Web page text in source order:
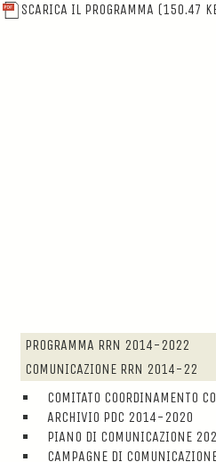
SCARICA IL PROGRAMMA (150.47
PROGRAMMA RRN 2014-2022
COMUNICAZIONE RRN 2014-22
COMITATO COORDINAMENTO
ARCHIVIO PDC 2014-2020
PIANO DI COMUNICAZIONE
CAMPAGNE DI